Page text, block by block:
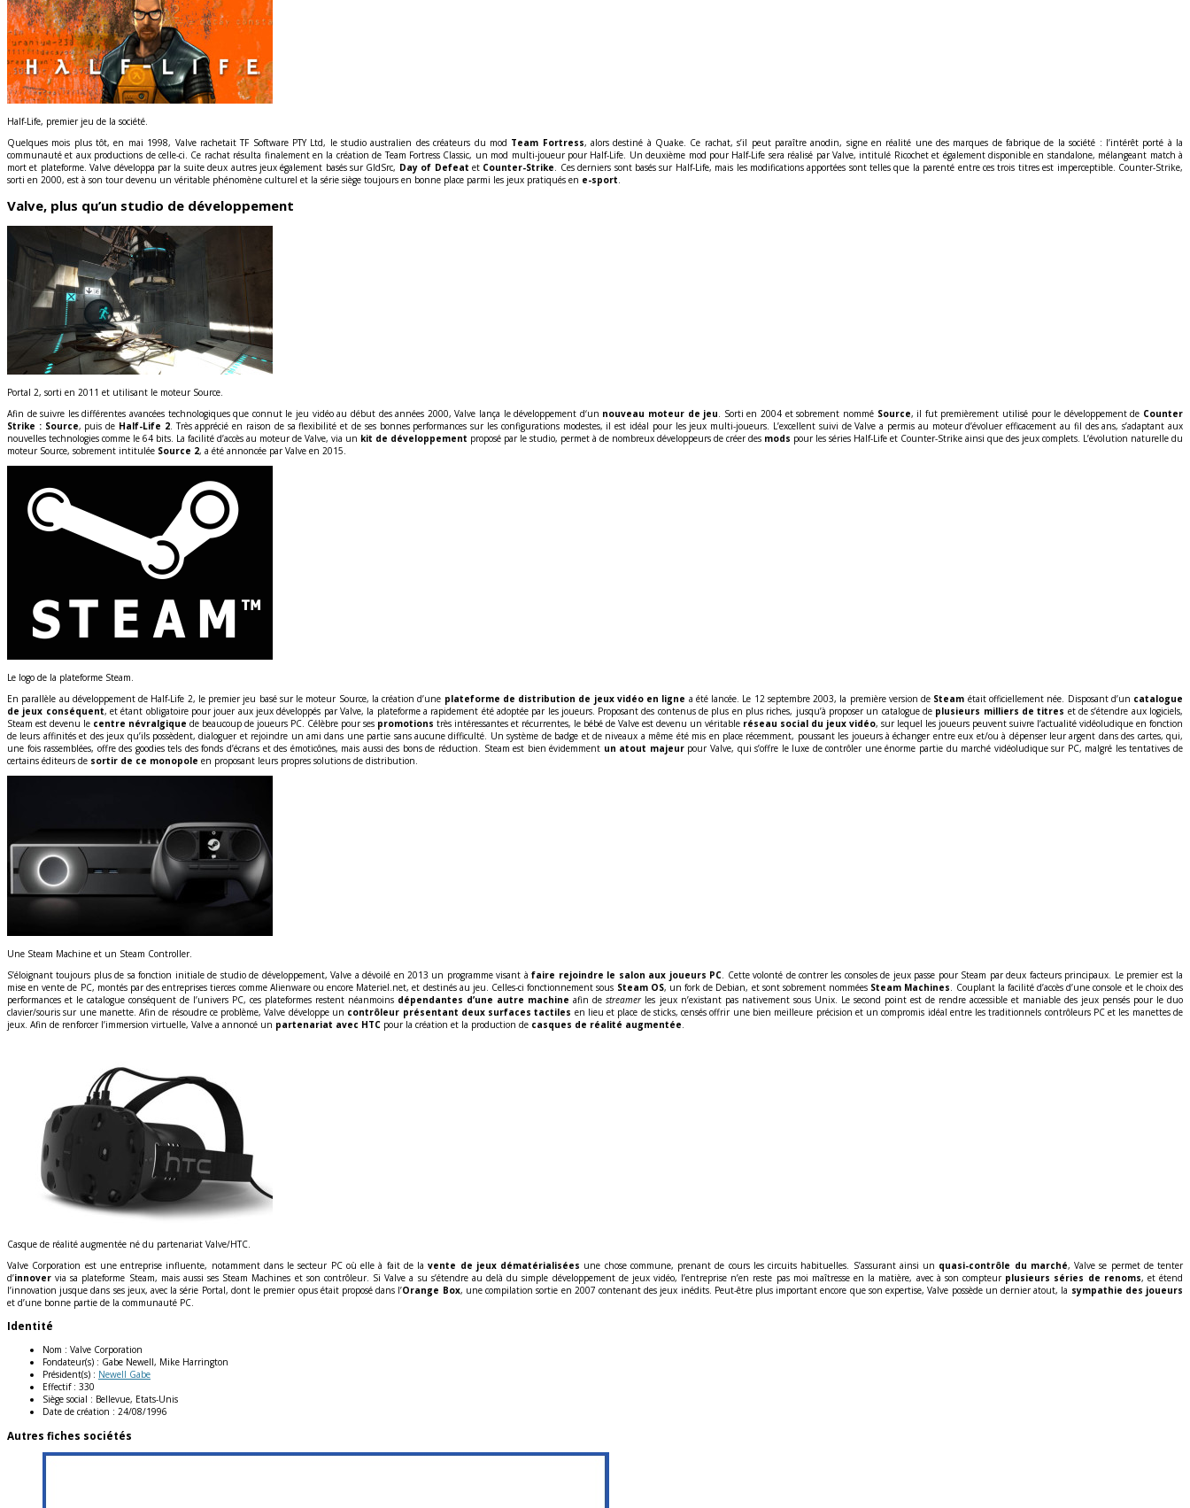
Half-Life, premier jeu de la société.
Quelques mois plus tôt, en mai 1998, Valve rachetait TF Software PTY Ltd, le studio australien des créateurs du mod Team Fortress, alors destiné à Quake. Ce rachat, s’il peut paraître anodin, signe en réalité une des marques de fabrique de la société : l’intérêt porté à la
communauté et aux productions de celle-ci. Ce rachat résulta finalement en la création de Team Fortress Classic, un mod multi-joueur pour Half-Life. Un deuxième mod pour Half-Life sera réalisé par Valve, intitulé Ricochet et également disponible en standalone, mélangeant match à
mort et plateforme. Valve développa par la suite deux autres jeux également basés sur GldSrc, Day of Defeat et Counter-Strike
. Ces derniers sont basés sur Half-Life, mais les modifications apportées sont telles que la parenté entre ces trois titres est imperceptible. Counter-Strike,
sorti en 2000, est à son tour devenu un véritable phénomène culturel et la série siège toujours en bonne place parmi les jeux pratiqués en e-sport
Valve, plus qu’un studio de développement
Portal 2, sorti en 2011 et utilisant le moteur Source.
Afin de suivre les différentes avancées technologiques que connut le jeu vidéo au début des années 2000, Valve lança le développement d‘un nouveau moteur de jeu . Sorti en 2004 et sobrement nommé Source, il fut premièrement utilisé pour le développement de Counter
Strike : Source, puis de Half-Life 2. Très apprécié en raison de sa flexibilité et de ses bonnes performances sur les configurations modestes, il est idéal pour les jeux multi-joueurs. L’excellent suivi de Valve a permis au moteur d’évoluer efficacement au fil des ans, s’adaptant aux
nouvelles technologies comme le 64 bits. La facilité d’accès au moteur de Valve, via un kit de développement proposé par le studio, permet à de nombreux développeurs de créer des mods pour les séries Half-Life et Counter-Strike ainsi que des jeux complets. L’évolution naturelle du
moteur Source, sobrement intitulée Source 2, a été annoncée par Valve en 2015.
Le logo de la plateforme Steam.
En parallèle au développement de Half-Life 2, le premier jeu basé sur le moteur Source, la création d’une plateforme de distribution de jeux vidéo en ligne a été lancée. Le 12 septembre 2003, la première version de Steam était officiellement née. Disposant d’un catalogue
de jeux conséquent, et étant obligatoire pour jouer aux jeux développés par Valve, la plateforme a rapidement été adoptée par les joueurs. Proposant des contenus de plus en plus riches, jusqu’à proposer un catalogue de plusieurs milliers de titres et de s’étendre aux logiciels,
Steam est devenu le centre névralgique de beaucoup de joueurs PC. Célèbre pour ses promotions très intéressantes et récurrentes, le bébé de Valve est devenu un véritable réseau social du jeux vidéo, sur lequel les joueurs peuvent suivre l’actualité vidéoludique en fonction
de leurs affinités et des jeux qu’ils possèdent, dialoguer et rejoindre un ami dans une partie sans aucune difficulté. Un système de badge et de niveaux a même été mis en place récemment, poussant les joueurs à échanger entre eux et/ou à dépenser leur argent dans des cartes, qui,
une fois rassemblées, offre des goodies tels des fonds d’écrans et des émoticônes, mais aussi des bons de réduction. Steam est bien évidemment un atout majeurpour Valve, qui s’offre le luxe de contrôler une énorme partie du marché vidéoludique sur PC, malgré les tentatives de
certains éditeurs de sortir de ce monopole en proposant leurs propres solutions de distribution.
Une Steam Machine et un Steam Controller.
S’éloignant toujours plus de sa fonction initiale de studio de développement, Valve a dévoilé en 2013 un programme visant àfaire rejoindre le salon aux joueurs PC . Cette volonté de contrer les consoles de jeux passe pour Steam par deux facteurs principaux. Le premier est la
mise en vente de PC, montés par des entreprises tierces comme Alienware ou encore Materiel.net, et destinés au jeu. Celles-ci fonctionnement sous Steam OS, un fork de Debian, et sont sobrement nommées Steam Machines
. Couplant la facilité d’accès d’une console et le choix des
performances et le catalogue conséquent de l’univers PC, ces plateformes restent néanmoins dépendantes d’une autre machine afin destreamerles jeux n’existant pas nativement sous Unix. Le second point est de rendre accessible et maniable des jeux pensés pour le duo
clavier/souris sur une manette. Afin de résoudre ce problème, Valve développe un contrôleur présentant deux surfaces tactiles en lieu et place de sticks, censés offrir une bien meilleure précision et un compromis idéal entre les traditionnels contrôleurs PC et les manettes de
jeux. Afin de renforcer l’immersion virtuelle, Valve a annoncé un partenariat avec HTC pour la création et la production de casques de réalité augmentée
Casque de réalité augmentée né du partenariat Valve/HTC.
Valve Corporation est une entreprise influente, notamment dans le secteur PC où elle à fait de lavente de jeux dématérialisées une chose commune, prenant de cours les circuits habituelles. S’assurant ainsi un quasi-contrôle du marché, Valve se permet de tenter
d’innover via sa plateforme Steam, mais aussi ses Steam Machines et son contrôleur. Si Valve a su s’étendre au delà du simple développement de jeux vidéo, l’entreprise n’en reste pas moi maîtresse en la matière, avec à son compteur plusieurs séries de renoms, et étend
l’innovation jusque dans ses jeux, avec la série Portal, dont le premier opus était proposé dans l’Orange Box, une compilation sortie en 2007 contenant des jeux inédits. Peut-être plus important encore que son expertise, Valve possède un dernier atout, la sympathie des joueurs
et d’une bonne partie de la communauté PC.
Identité
Nom : Valve Corporation
Fondateur(s) : Gabe Newell, Mike Harrington
Président(s) : Newell Gabe
Effectif : 330
Siège social : Bellevue, Etats-Unis
Date de création : 24/08/1996
Autres fiches sociétés